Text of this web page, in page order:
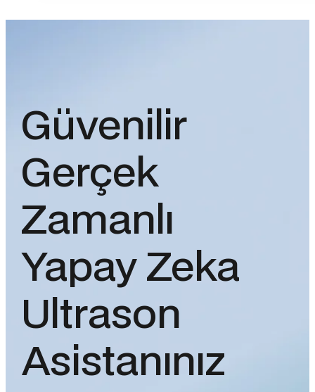
Güvenilir
Gerçek
Zamanlı
Yapay Zeka
Ultrason
Asistanınız